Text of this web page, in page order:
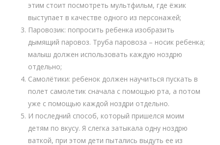
этим стоит посмотреть мультфильм, где ёжик
выступает в качестве одного из персонажей;
Паровозик: попросить ребенка изобразить
дымящий паровоз. Труба паровоза – носик ребенка;
малыш должен использовать каждую ноздрю
отдельно;
Самолётики: ребенок должен научиться пускать в
полет самолетик сначала с помощью рта, а потом
уже с помощью каждой ноздри отдельно.
И последний способ, который пришелся моим
детям по вкусу. Я слегка затыкала одну ноздрю
ваткой, при этом дети пытались выдуть ее из